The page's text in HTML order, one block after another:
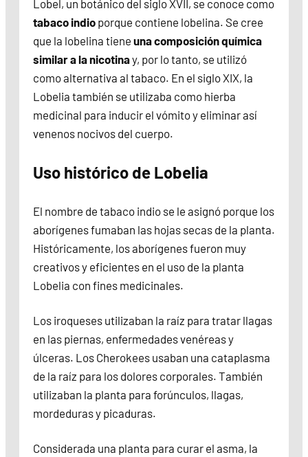
Lobel, un botánico del siglo XVII, se conoce como
tabaco indio porque contiene lobelina. Se cree
que la lobelina tiene una composición química
similar a la nicotinay, por lo tanto, se utilizó
como alternativa al tabaco. En el siglo XIX, la
Lobelia también se utilizaba como hierba
medicinal para inducir el vómito y eliminar así
venenos nocivos del cuerpo.
Uso histórico de Lobelia
El nombre de tabaco indio se le asignó porque los
aborígenes fumaban las hojas secas de la planta.
Históricamente, los aborígenes fueron muy
creativos y eficientes en el uso de la planta
Lobelia con fines medicinales.
Los iroqueses utilizaban la raíz para tratar llagas
en las piernas, enfermedades venéreas y
úlceras. Los Cherokees usaban una cataplasma
de la raíz para los dolores corporales. También
utilizaban la planta para forúnculos, llagas,
mordeduras y picaduras.
Considerada una planta para curar el asma, la